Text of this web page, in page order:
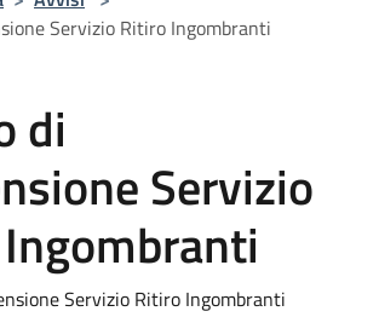
Servizio Ritiro Ingombranti
di
Servizio
Servizio Ritiro Ingombranti